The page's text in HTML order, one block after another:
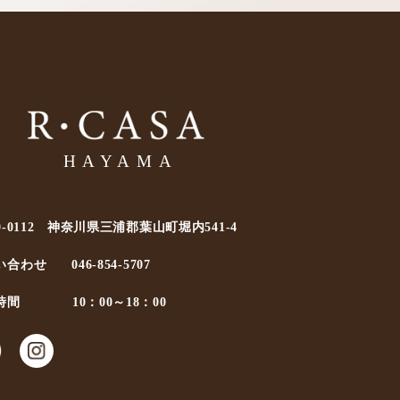
0112 神奈川県三浦郡葉山町堀内541-4
合わせ 046-854-5707
間 10：00～18：00